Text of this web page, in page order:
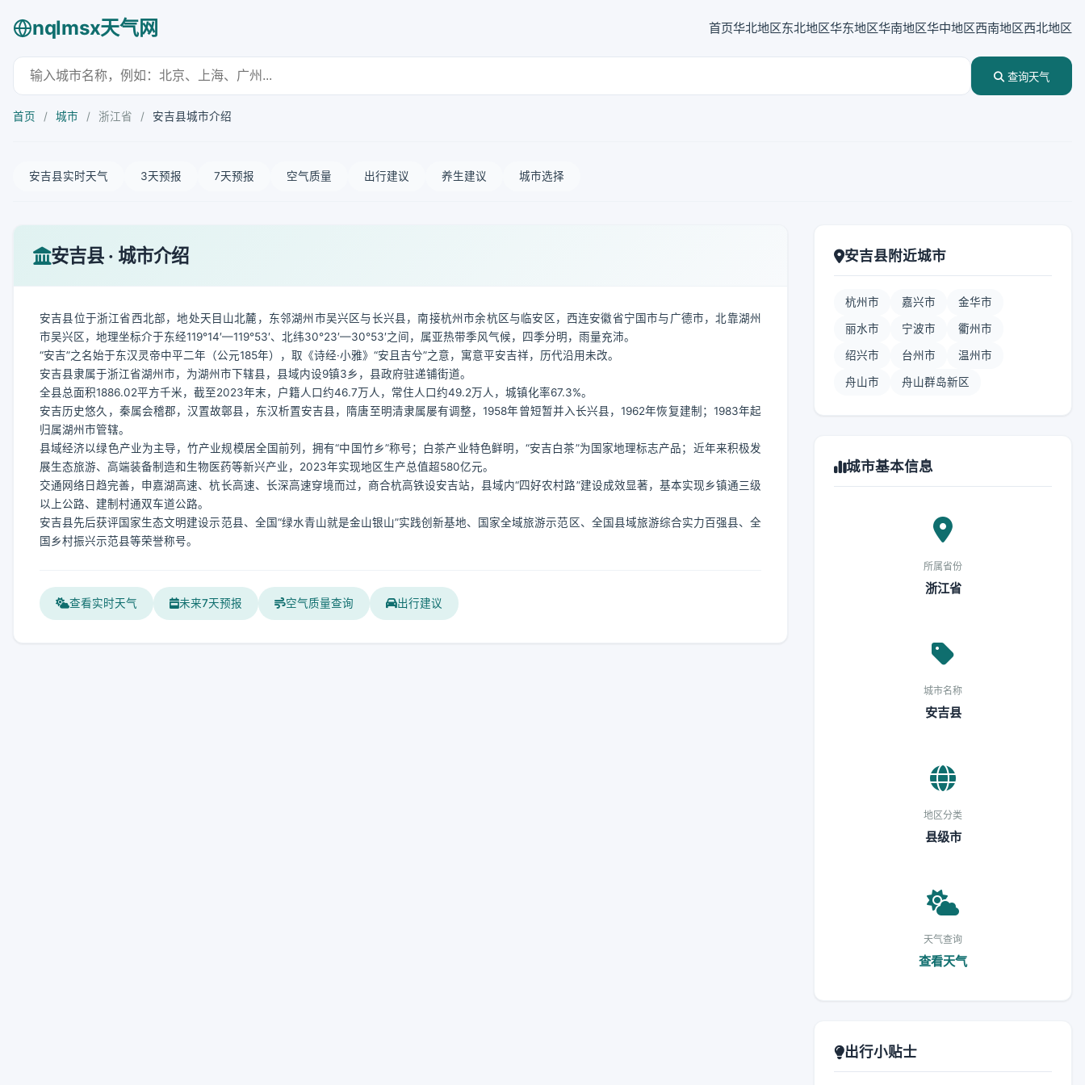
nqlmsx天气网 首页华北地区东北地区华东地区华南地区华中地区西南地区西北地区
查询天气
首页 / 城市 / 浙江省 / 安吉县城市介绍
安吉县实时天气 3天预报 7天预报 空气质量 出行建议 养生建议 城市选择
安吉县 · 城市介绍
安吉县位于浙江省西北部，地处天目山北麓，东邻湖州市吴兴区与长兴县，南接杭州市余杭区与临安区，西连安徽省宁国市与广德市，北靠湖州
市吴兴区，地理坐标介于东经119°14′—119°53′、北纬30°23′—30°53′之间，属亚热带季风气候，四季分明，雨量充沛。
“安吉”之名始于东汉灵帝中平二年（公元185年），取《诗经·小雅》“安且吉兮”之意，寓意平安吉祥，历代沿用未改。
安吉县隶属于浙江省湖州市，为湖州市下辖县，县域内设9镇3乡，县政府驻递铺街道。
全县总面积1886.02平方千米，截至2023年末，户籍人口约46.7万人，常住人口约49.2万人，城镇化率67.3%。
安吉历史悠久，秦属会稽郡，汉置故鄣县，东汉析置安吉县，隋唐至明清隶属屡有调整，1958年曾短暂并入长兴县，1962年恢复建制；1983年起
归属湖州市管辖。
县域经济以绿色产业为主导，竹产业规模居全国前列，拥有“中国竹乡”称号；白茶产业特色鲜明，“安吉白茶”为国家地理标志产品；近年来积极发
展生态旅游、高端装备制造和生物医药等新兴产业，2023年实现地区生产总值超580亿元。
交通网络日趋完善，申嘉湖高速、杭长高速、长深高速穿境而过，商合杭高铁设安吉站，县域内“四好农村路”建设成效显著，基本实现乡镇通三级
以上公路、建制村通双车道公路。
安吉县先后获评国家生态文明建设示范县、全国“绿水青山就是金山银山”实践创新基地、国家全域旅游示范区、全国县域旅游综合实力百强县、全
国乡村振兴示范县等荣誉称号。
查看实时天气 未来7天预报 空气质量查询 出行建议
安吉县附近城市
杭州市 嘉兴市 金华市
丽水市 宁波市 衢州市
绍兴市 台州市 温州市
舟山市 舟山群岛新区
城市基本信息
所属省份
浙江省
城市名称
安吉县
地区分类
县级市
天气查询
查看天气
出行小贴士